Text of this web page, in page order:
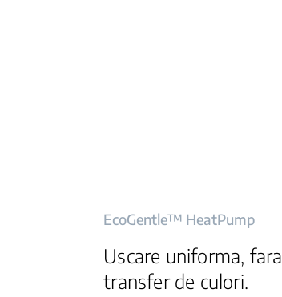
EcoGentle™ HeatPump
Uscare uniforma, fara
transfer de culori.